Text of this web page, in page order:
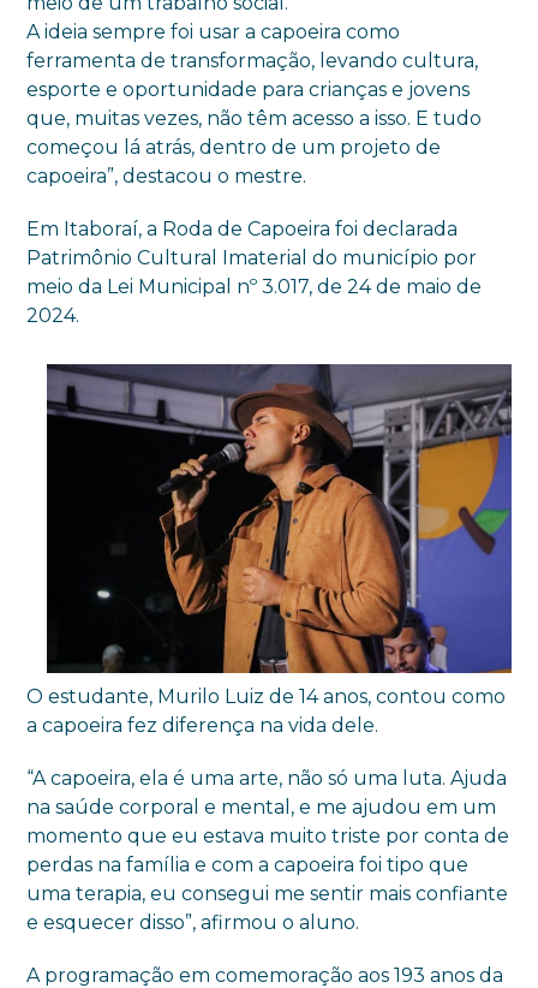
A ideia sempre foi usar a capoeira como
ferramenta de transformação, levando cultura,
esporte e oportunidade para crianças e jovens
que, muitas vezes, não têm acesso a isso. E tudo
começou lá atrás, dentro de um projeto de
capoeira”, destacou o mestre.
Em Itaboraí, a Roda de Capoeira foi declarada
Patrimônio Cultural Imaterial do município por
meio da Lei Municipal nº 3.017, de 24 de maio de
2024.
O estudante, Murilo Luiz de 14 anos, contou como
a capoeira fez diferença na vida dele.
“A capoeira, ela é uma arte, não só uma luta. Ajuda
na saúde corporal e mental, e me ajudou em um
momento que eu estava muito triste por conta de
perdas na família e com a capoeira foi tipo que
uma terapia, eu consegui me sentir mais confiante
e esquecer disso”, afirmou o aluno.
A programação em comemoração aos 193 anos da